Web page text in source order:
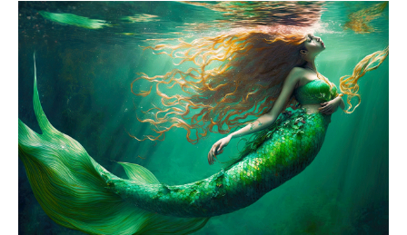
ADV
Blog
Gezin
Ouders
Scheiding